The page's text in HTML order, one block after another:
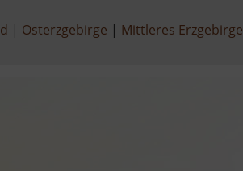
Osterzgebirge Mittleres Erzgebirge